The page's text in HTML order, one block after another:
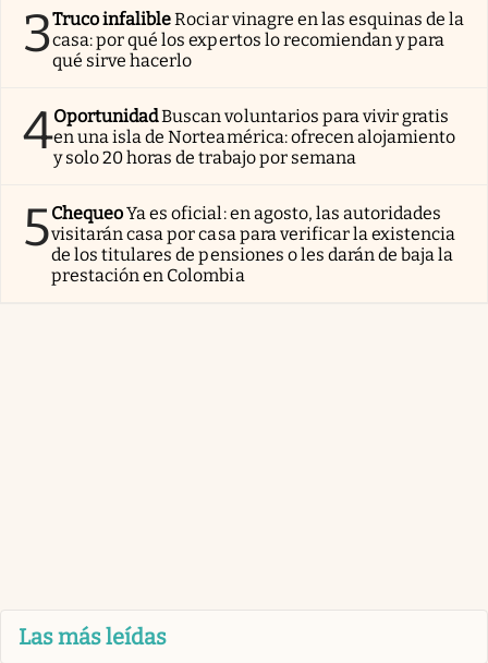
3Truco infalibleRociar vinagre en las esquinas de la
casa: por qué los expertos lo recomiendan y para
qué sirve hacerlo
4OportunidadBuscan voluntarios para vivir gratis
en una isla de Norteamérica: ofrecen alojamiento
y solo 20 horas de trabajo por semana
5ChequeoYa es oficial: en agosto, las autoridades
visitarán casa por casa para verificar la existencia
de los titulares de pensiones o les darán de baja la
prestación en Colombia
Las más leídas